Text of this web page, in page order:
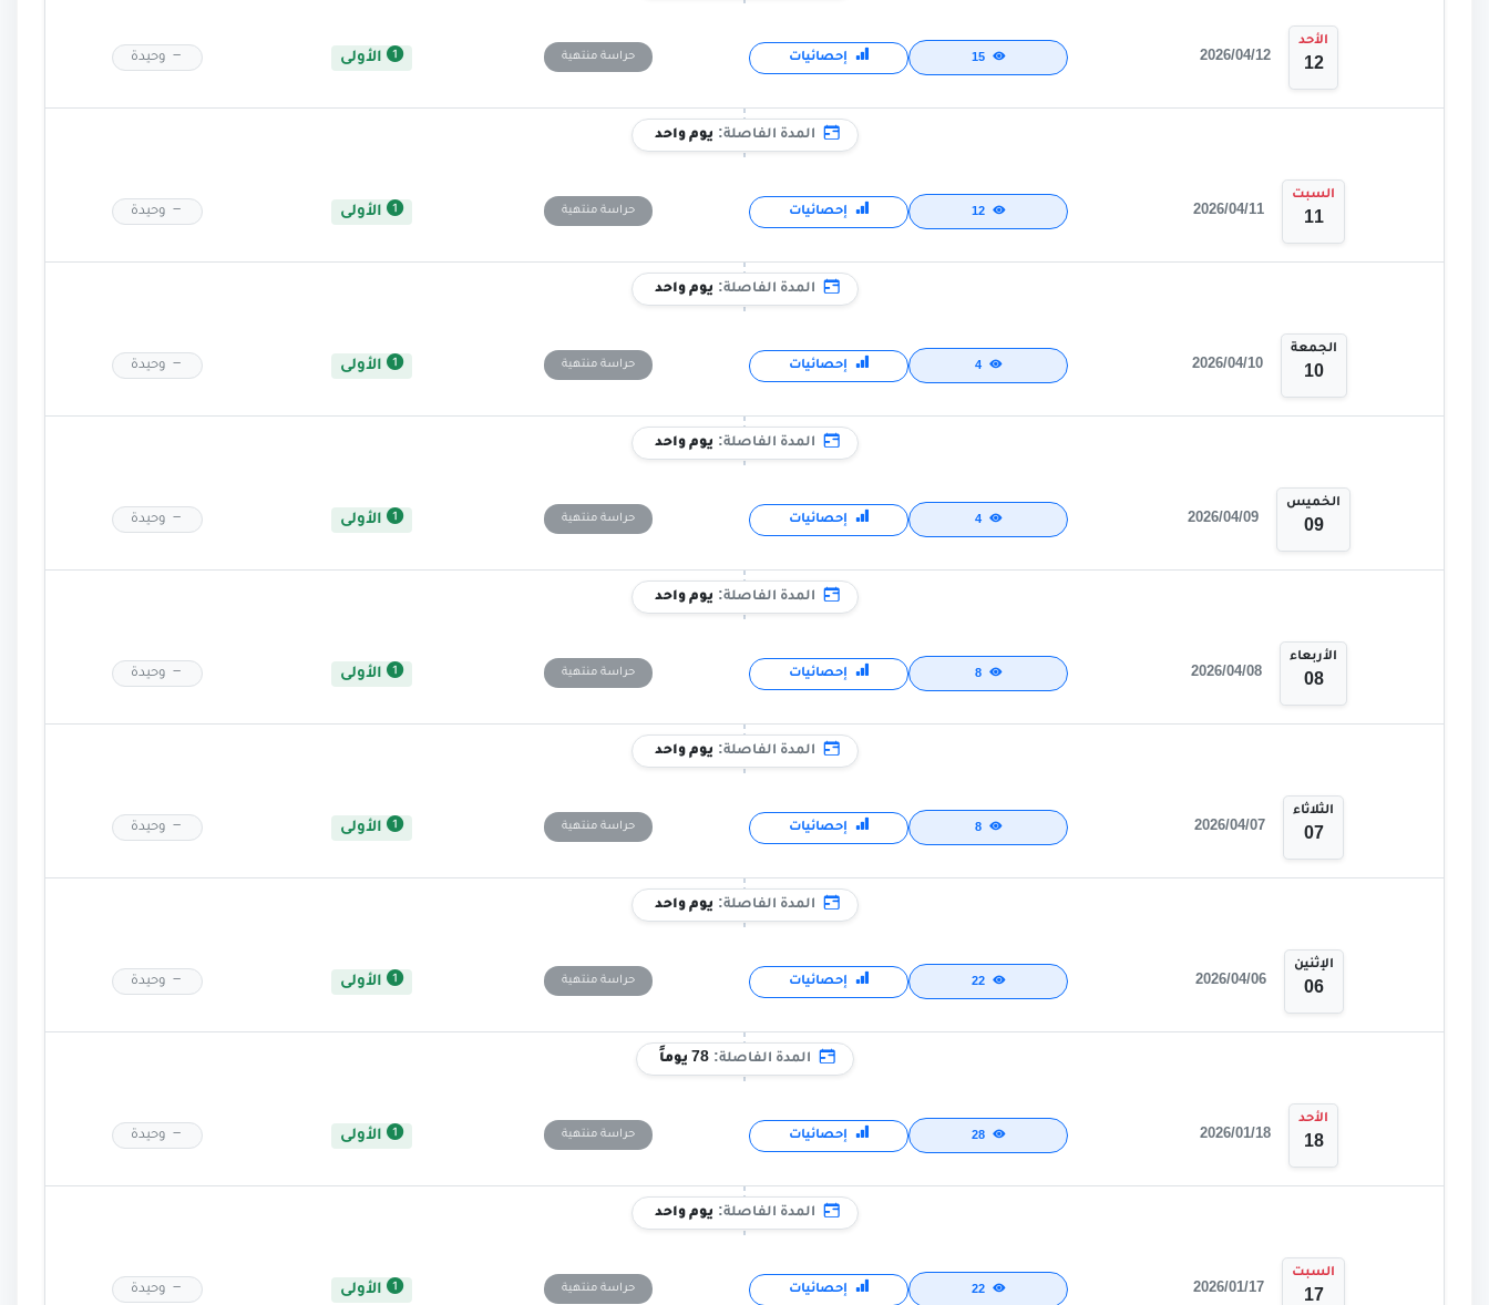
الأحد
12
2026/04/12 إحصائيات حراسة منتهية الأولى وحيدة
المدة الفاصلة: يوم واحد
السبت
11
2026/04/11 إحصائيات حراسة منتهية الأولى وحيدة
المدة الفاصلة: يوم واحد
الجمعة
10
2026/04/10 إحصائيات حراسة منتهية الأولى وحيدة
المدة الفاصلة: يوم واحد
الخميس
09
2026/04/09 إحصائيات حراسة منتهية الأولى وحيدة
المدة الفاصلة: يوم واحد
الأربعاء
08
2026/04/08 إحصائيات حراسة منتهية الأولى وحيدة
المدة الفاصلة: يوم واحد
الثلاثاء
07
2026/04/07 إحصائيات حراسة منتهية الأولى وحيدة
المدة الفاصلة: يوم واحد
الإثنين
06
2026/04/06 إحصائيات حراسة منتهية الأولى وحيدة
المدة الفاصلة: 78 يوماً
الأحد
18
2026/01/18 إحصائيات حراسة منتهية الأولى وحيدة
المدة الفاصلة: يوم واحد
السبت
17
2026/01/17 إحصائيات حراسة منتهية الأولى وحيدة